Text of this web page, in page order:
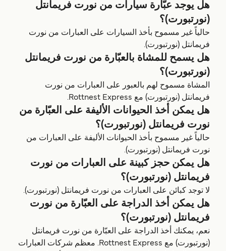
هل يوجد عبّارة سيارات من نورت فريمانتل
(نورتبورت)؟
حالياً غير مسموح بأخذ السيارات على العبارات من نورت
فريمانتل (نورتبورت).
هل يسمح للمشاة بالعبّارة من نورت فريمانتل
(نورتبورت)؟
المشاة مسموح لهم بالعبور على العبارات من نورت
فريمانتل (نورتبورت) مع Rottnest Express.
هل يمكن أخذ الحيوانات الأليفة على العبّارة من
نورت فريمانتل (نورتبورت)؟
حالياً غير مسموح بأخذ الحيوانات الأليفة على العبارات من
نورت فريمانتل (نورتبورت).
هل يمكن حجز كبينة على العبارات من نورت
فريمانتل (نورتبورت)؟
لا توجد كبائن على العبارات من نورت فريمانتل (نورتبورت).
هل يمكن أخذ الدراجة على العبّارة من نورت
فريمانتل (نورتبورت)؟
نعم، يمكنك أخذ الدراجة على العبّارة من نورت فريمانتل
(نورتبورت) مع Rottnest Express. معظم شركات العبارات